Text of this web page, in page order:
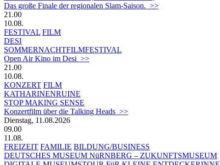
Das große Finale der regionalen Slam-Saison. >>
21.00
10.08.
FESTIVAL FILM
DESI
SOMMERNACHTFILMFESTIVAL
Open Air Kino im Desi >>
21.00
10.08.
KONZERT FILM
KATHARINENRUINE
STOP MAKING SENSE
Konzertfilm über die Talking Heads >>
Dienstag, 11.08.2026
09.00
11.08.
FREIZEIT FAMILIE BILDUNG/BUSINESS
DEUTSCHES MUSEUM NüRNBERG – ZUKUNFTSMUSEUM